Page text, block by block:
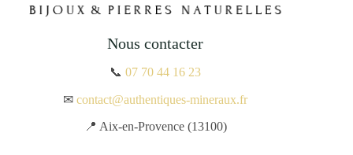
Nous contacter
📞07 70 44 16 23
✉contact@authentiques-mineraux.fr
📍 Aix-en-Provence (13100)